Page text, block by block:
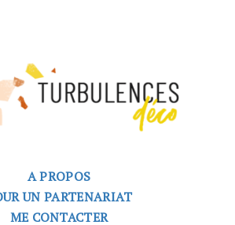
A PROPOS
UN PARTENARIAT
ME CONTACTER